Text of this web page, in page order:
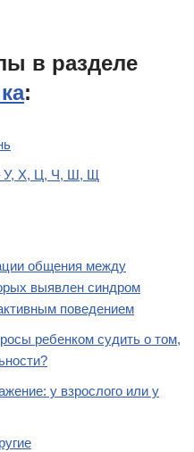
в разделе
:
У, Х, Ц, Ч, Ш, Щ
общения между
выявлен синдром
поведением
ребенком судить о том,
у взрослого или у